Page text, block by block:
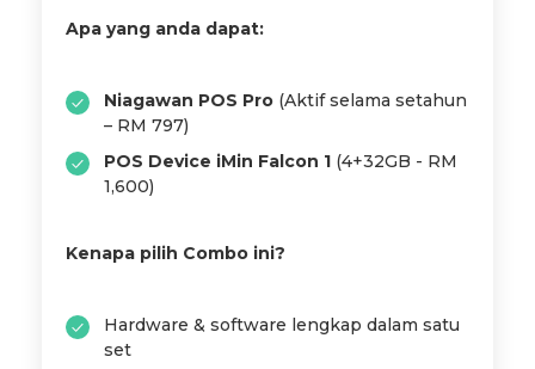
Apa yang anda dapat:
Niagawan POS Pro (Aktif selama setahun
– RM 797)
POS Device iMin Falcon 1 (4+32GB - RM
1,600)
Kenapa pilih Combo ini?
Hardware & software lengkap dalam satu
set